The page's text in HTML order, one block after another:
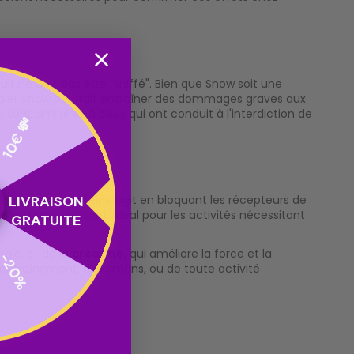
ne dois pas être "sniffé". Bien que Snow soit une
Snow pourrait entraîner des dommages graves aux
sont similaires à ceux qui ont conduit à l'interdiction de
La caféine agit en bloquant les récepteurs de
puissant, idéal pour les activités nécessitant
et de la créatine
, qui améliore la force et la
d'examens, ou de toute activité
10€ 💸
LIVRAISON
GRATUITE
-20%